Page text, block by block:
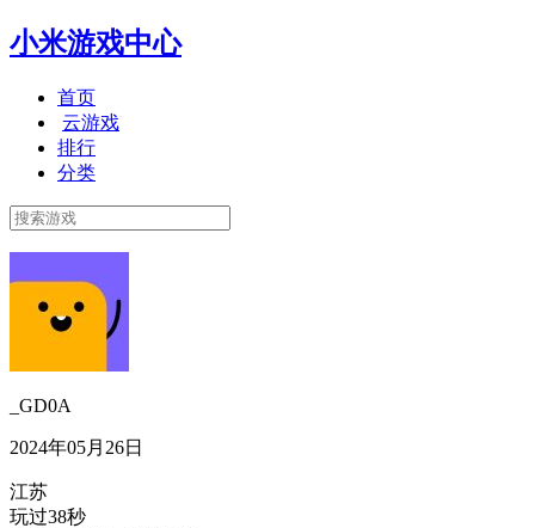
小米游戏中心
首页
云游戏
排行
分类
_GD0A
2024年05月26日
江苏
玩过38秒